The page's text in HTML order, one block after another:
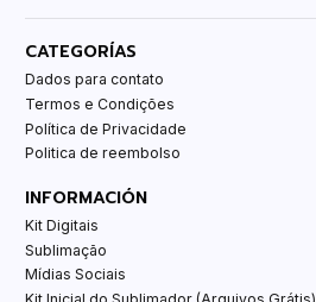
CATEGORÍAS
Dados para contato
Termos e Condições
Política de Privacidade
Politica de reembolso
INFORMACIÓN
Kit Digitais
Sublimação
Mídias Sociais